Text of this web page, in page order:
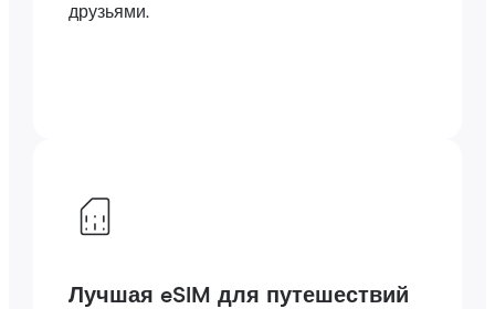
друзьями.
Лучшая eSIM для путешествий